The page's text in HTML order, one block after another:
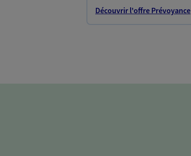
Découvrir l'offre Prévoyance